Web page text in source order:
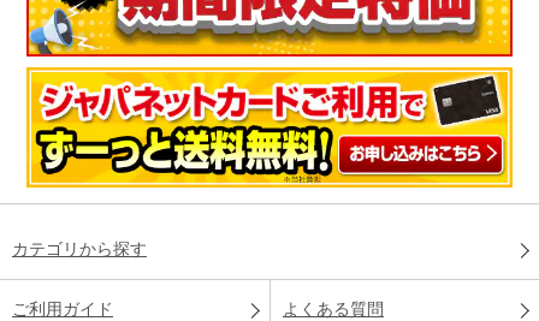
カテゴリから探す
ご利用ガイド よくある質問